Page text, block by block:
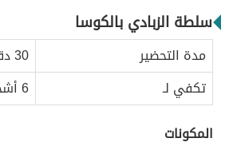
سلطة الزبادي بالكوسا
مدة التحضير
30 دقيقة
تكفي لـ
6 أشخاص
المكونات